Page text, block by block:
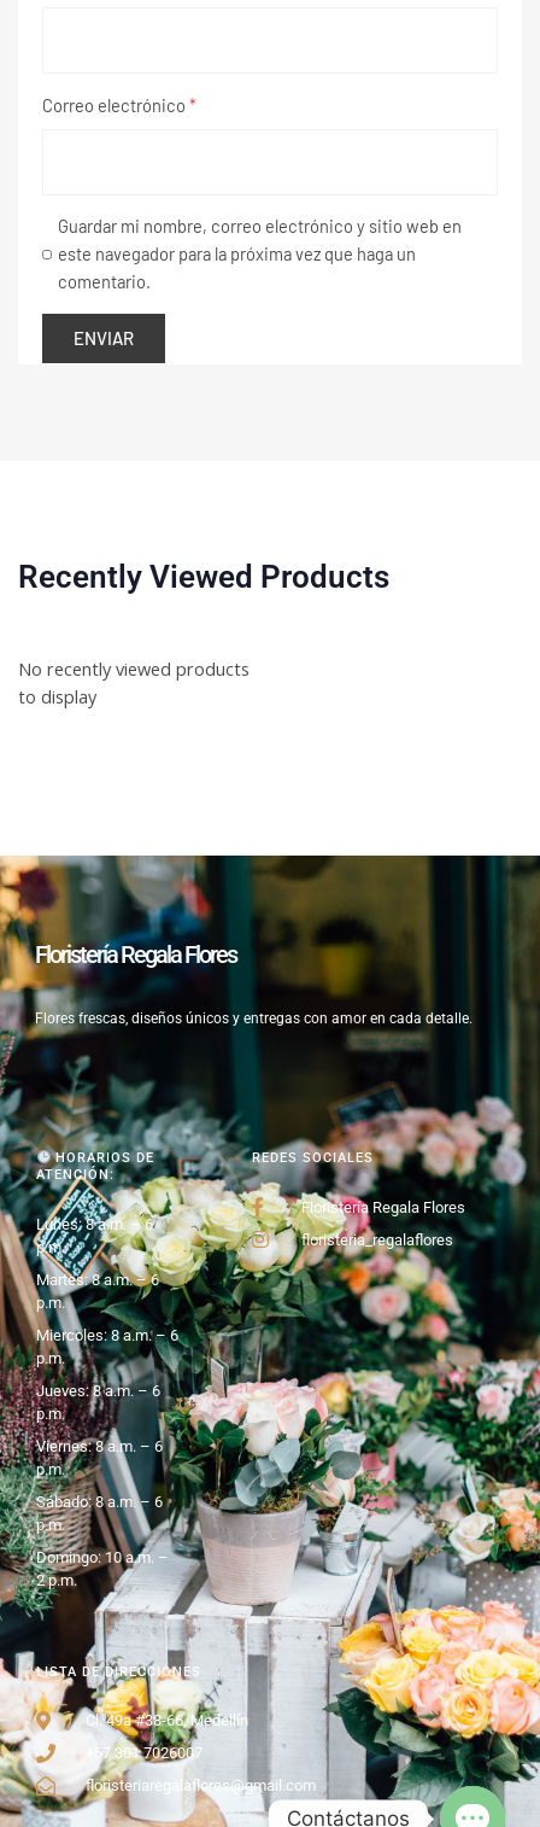
Correo electrónico *
Guardar mi nombre, correo electrónico y sitio web en
este navegador para la próxima vez que haga un
comentario.
Recently Viewed Products
No recently viewed products
to display
LISTA DE DIRECCIONES
Cl. 49a #38-66, Medellín
+57 301 7026007
floristeriaregalaflores@gmail.com
REDES SOCIALES
Floristería Regala Flores
floristeria_regalaflores
HORARIOS DE
ATENCIÓN:
Lunes: 8 a.m. – 6
p.m.
Martes: 8 a.m. – 6
p.m.
Miercoles: 8 a.m. – 6
p.m.
Jueves: 8 a.m. – 6
p.m.
Viernes: 8 a.m. – 6
p.m.
Sábado: 8 a.m. – 6
p.m.
Domingo: 10 a.m. –
2 p.m.
Floristería Regala Flores
Flores frescas, diseños únicos y entregas con amor en cada detalle.
Contáctanos